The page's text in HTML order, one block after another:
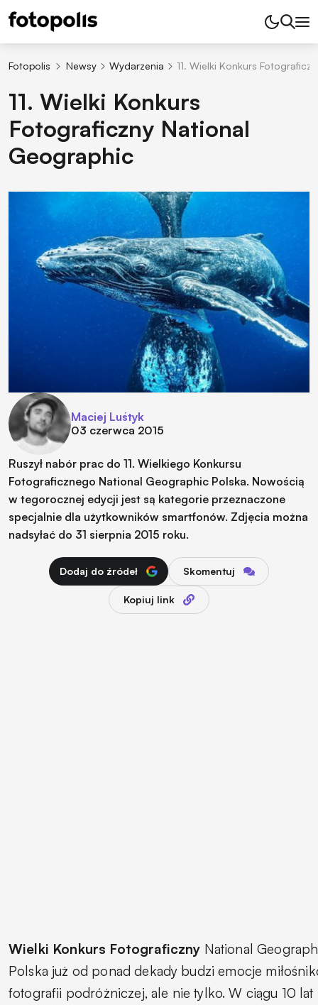
Fotopolis Newsy Wydarzenia 11. Wielki Konkurs
11. Wielki Konkurs
Fotograficzny National
Geographic
Maciej Luśtyk
03 czerwca 2015
Ruszył nabór prac do 11. Wielkiego Konkursu
Fotograficznego National Geographic Polska. Nowością
w tegorocznej edycji jest są kategorie przeznaczone
specjalnie dla użytkowników smartfonów. Zdjęcia można
nadsyłać do 31 sierpnia 2015 roku.
Dodaj do źródeł Skomentuj
Kopiuj link
Wielki Konkurs Fotograficzny National
Polska już od ponad dekady budzi emocje
fotografii podróżniczej, ale nie tylko. W ciągu 10 lat